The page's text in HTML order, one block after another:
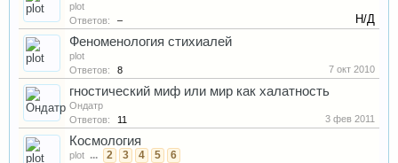
plot
Ответов:
– Н/Д
Феноменология стихиалей
plot
Ответов:
8 7 окт 2010
гностический миф или мир как халатность
Ондатр
Ответов:
11 3 фев 2011
Космология
plot ... 2 3 4 5 6